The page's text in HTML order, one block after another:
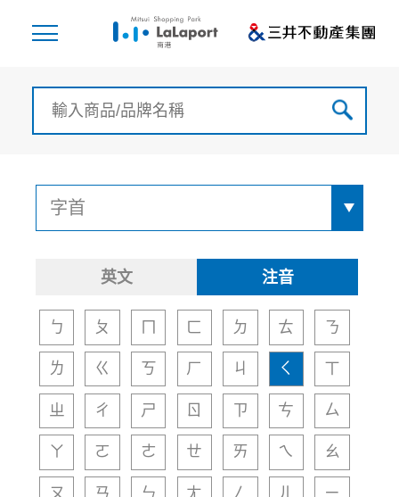
英文 注音
ㄅ ㄆ ㄇ ㄈ ㄉ ㄊ ㄋ
ㄌ ㄍ ㄎ ㄏ ㄐ ㄑ ㄒ
ㄓ ㄔ ㄕ ㄖ ㄗ ㄘ ㄙ
ㄚ ㄛ ㄜ ㄝ ㄞ ㄟ ㄠ
ㄡ ㄢ ㄣ ㄤ ㄥ ㄦ ㄧ